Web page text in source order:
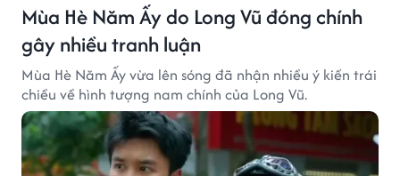
Mùa Hè Năm Ấy do Long Vũ đóng chính
gây nhiều tranh luận
Mùa Hè Năm Ấy vừa lên sóng đã nhận nhiều ý kiến trái
chiều về hình tượng nam chính của Long Vũ.